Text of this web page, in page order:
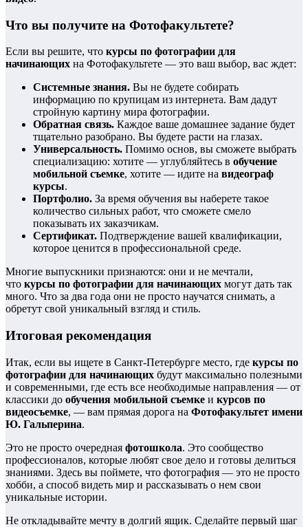
Что вы получите на Фотофакультете?
Если вы решите, что курсы по фотографии для
начинающих на Фотофакультете — это ваш выбор, вас ждет:
Системные знания. Вы не будете собирать
информацию по крупицам из интернета. Вам дадут
стройную картину мира фотографии.
Обратная связь. Каждое ваше домашнее задание будет
тщательно разобрано. Вы будете расти на глазах.
Универсальность. Помимо основ, вы сможете выбрать
специализацию: хотите — углубляйтесь в обучение
мобильной съемке, хотите — идите на видеограф
курсы.
Портфолио. За время обучения вы наберете такое
количество сильных работ, что сможете смело
показывать их заказчикам.
Сертификат. Подтверждение вашей квалификации,
которое ценится в профессиональной среде.
Многие выпускники признаются: они и не мечтали,
что курсы по фотографии для начинающих могут дать так
много. Что за два года они не просто научатся снимать, а
обретут свой уникальный взгляд и стиль.
Итоговая рекомендация
Итак, если вы ищете в Санкт-Петербурге место, где курсы по
фотографии для начинающих будут максимально полезными
и современными, где есть все необходимые направления — от
классики до обучения мобильной съемке и курсов по
видеосъемке, — вам прямая дорога на Фотофакультет имени
Ю. Гальперина.
Это не просто очередная фотошкола. Это сообщество
профессионалов, которые любят свое дело и готовы делиться
знаниями. Здесь вы поймете, что фотография — это не просто
хобби, а способ видеть мир и рассказывать о нем свои
уникальные истории.
Не откладывайте мечту в долгий ящик. Сделайте первый шаг